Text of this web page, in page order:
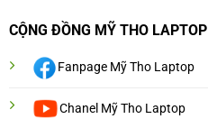
CỘNG ĐỒNG MỸ THO LAPTOP
Fanpage Mỹ Tho Laptop
Chanel Mỹ Tho Laptop